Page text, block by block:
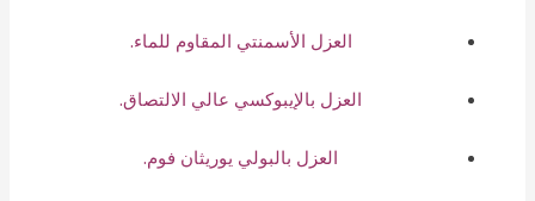
العزل الأسمنتي المقاوم للماء.
العزل بالإيبوكسي عالي الالتصاق.
العزل بالبولي يوريثان فوم.